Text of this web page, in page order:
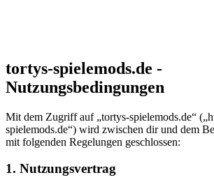
tortys-spielemods.de -
Nutzungsbedingungen
Mit dem Zugriff auf „tortys-spielemods.de“
spielemods.de“) wird zwischen dir und dem
mit folgenden Regelungen geschlossen:
1. Nutzungsvertrag